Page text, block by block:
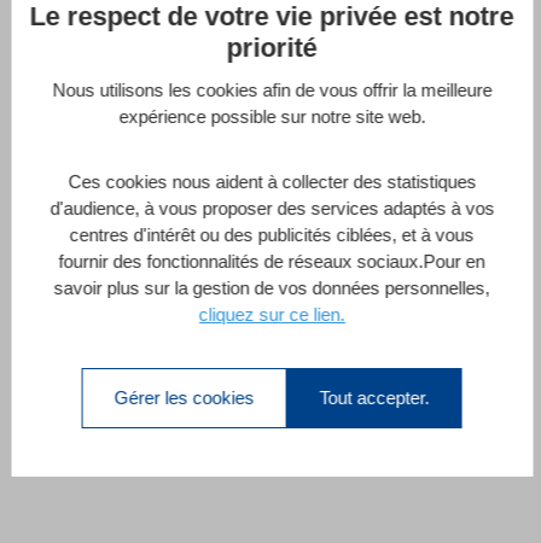
Créer une application web
complète avec 4D Qodly Pro
Rihab Zekrioui
Créer une application web complète avec
4D Qodly Pro
Le respect de votre vie privée est notre
priorité
Nous utilisons les cookies afin de vous offrir la meilleure
expérience possible sur notre site web.
Ces cookies nous aident à collecter des statistiques
d'audience, à vous proposer des services adaptés à vos
centres d'intérêt ou des publicités ciblées, et à vous
fournir des fonctionnalités de réseaux sociaux.Pour en
savoir plus sur la gestion de vos données personnelles,
cliquez sur ce lien.
Gérer les cookies Tout accepter.